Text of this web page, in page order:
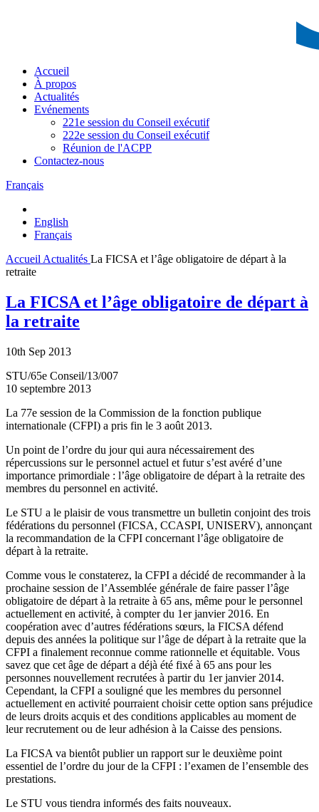
Accueil
À propos
Actualités
Evénements
221e session du Conseil exécutif
222e session du Conseil exécutif
Réunion de l'ACPP
Contactez-nous
Français
English
Français
Accueil Actualités La FICSA et l’âge obligatoire de départ à la
retraite
La FICSA et l’âge obligatoire de départ à
la retraite
10th Sep 2013
STU/65e Conseil/13/007
10 septembre 2013
La 77e session de la Commission de la fonction publique
internationale (CFPI) a pris fin le 3 août 2013.
Un point de l’ordre du jour qui aura nécessairement des
répercussions sur le personnel actuel et futur s’est avéré d’une
importance primordiale : l’âge obligatoire de départ à la retraite des
membres du personnel en activité.
Le STU a le plaisir de vous transmettre un bulletin conjoint des trois
fédérations du personnel (FICSA, CCASPI, UNISERV), annonçant
la recommandation de la CFPI concernant l’âge obligatoire de
départ à la retraite.
Comme vous le constaterez, la CFPI a décidé de recommander à la
prochaine session de l’Assemblée générale de faire passer l’âge
obligatoire de départ à la retraite à 65 ans, même pour le personnel
actuellement en activité, à compter du 1er janvier 2016. En
coopération avec d’autres fédérations sœurs, la FICSA défend
depuis des années la politique sur l’âge de départ à la retraite que la
CFPI a finalement reconnue comme rationnelle et équitable. Vous
savez que cet âge de départ a déjà été fixé à 65 ans pour les
personnes nouvellement recrutées à partir du 1er janvier 2014.
Cependant, la CFPI a souligné que les membres du personnel
actuellement en activité pourraient choisir cette option sans préjudice
de leurs droits acquis et des conditions applicables au moment de
leur recrutement ou de leur adhésion à la Caisse des pensions.
La FICSA va bientôt publier un rapport sur le deuxième point
essentiel de l’ordre du jour de la CFPI : l’examen de l’ensemble des
prestations.
Le STU vous tiendra informés des faits nouveaux.